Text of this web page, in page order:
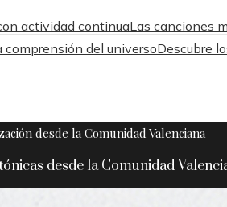
actividad continuaLas canciones
del universoDescubre
desde la Comunidad